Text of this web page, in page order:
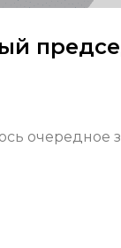
очередное